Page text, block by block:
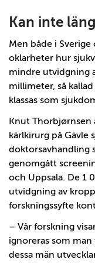
Kan inte
Men både i
oklarheter hur
mindre utvidgning
millimeter, så
klassas som
Knut Thorbjørnsen
kärlkirurg på Gävle
doktorsavhandling
genomgått
och Uppsala. De 1
utvidgning av
forskningssyfte
– Vår forskning
ignoreras som
dessa män